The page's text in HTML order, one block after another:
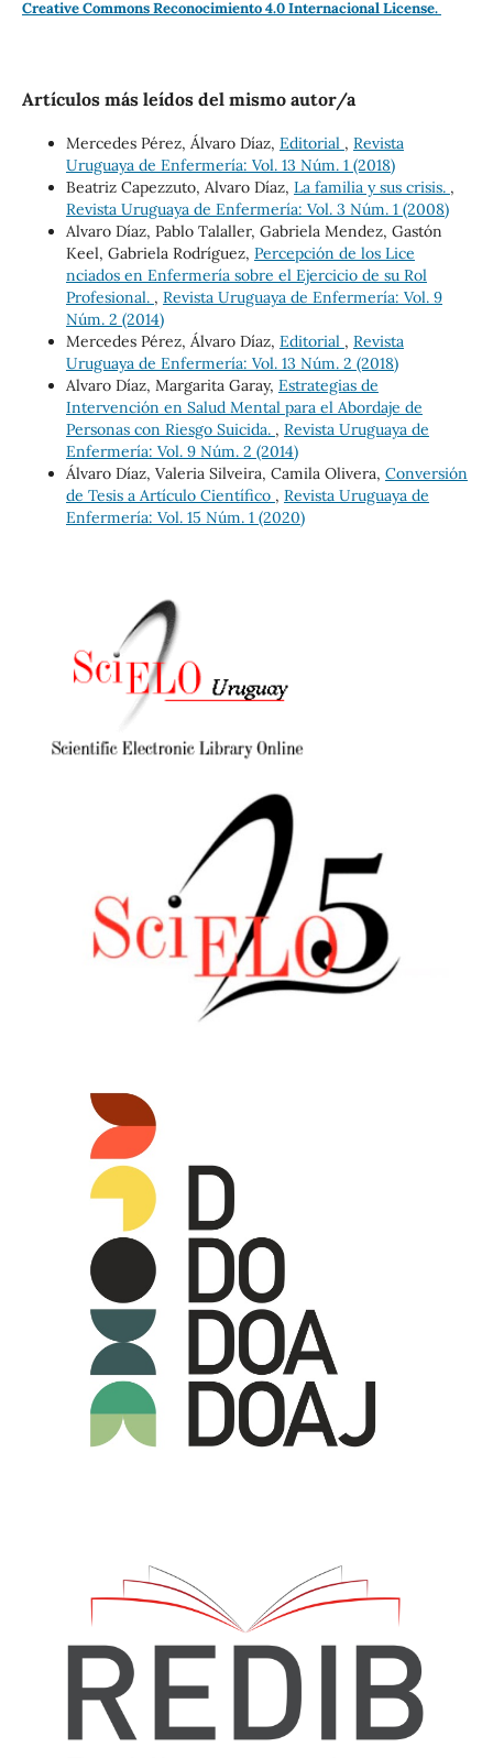
Creative Commons Reconocimiento 4.0 Internacional License.
Artículos más leídos del mismo autor/a
Mercedes Pérez, Álvaro Díaz, Editorial , Revista
Uruguaya de Enfermería: Vol. 13 Núm. 1 (2018)
Beatriz Capezzuto, Alvaro Díaz, La familia y sus crisis. ,
Revista Uruguaya de Enfermería: Vol. 3 Núm. 1 (2008)
Alvaro Díaz, Pablo Talaller, Gabriela Mendez, Gastón
Keel, Gabriela Rodríguez, Percepción de los Lice
nciados en Enfermería sobre el Ejercicio de su Rol
Profesional. , Revista Uruguaya de Enfermería: Vol. 9
Núm. 2 (2014)
Mercedes Pérez, Álvaro Díaz, Editorial , Revista
Uruguaya de Enfermería: Vol. 13 Núm. 2 (2018)
Alvaro Díaz, Margarita Garay, Estrategias de
Intervención en Salud Mental para el Abordaje de
Personas con Riesgo Suicida. , Revista Uruguaya de
Enfermería: Vol. 9 Núm. 2 (2014)
Álvaro Díaz, Valeria Silveira, Camila Olivera, Conversión
de Tesis a Artículo Científico , Revista Uruguaya de
Enfermería: Vol. 15 Núm. 1 (2020)